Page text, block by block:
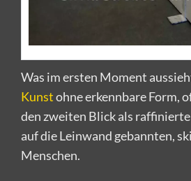
Was im ersten Moment
Kunstohne erkennbare Form,
den zweiten Blick als
auf die Leinwand gebannten,
Menschen.